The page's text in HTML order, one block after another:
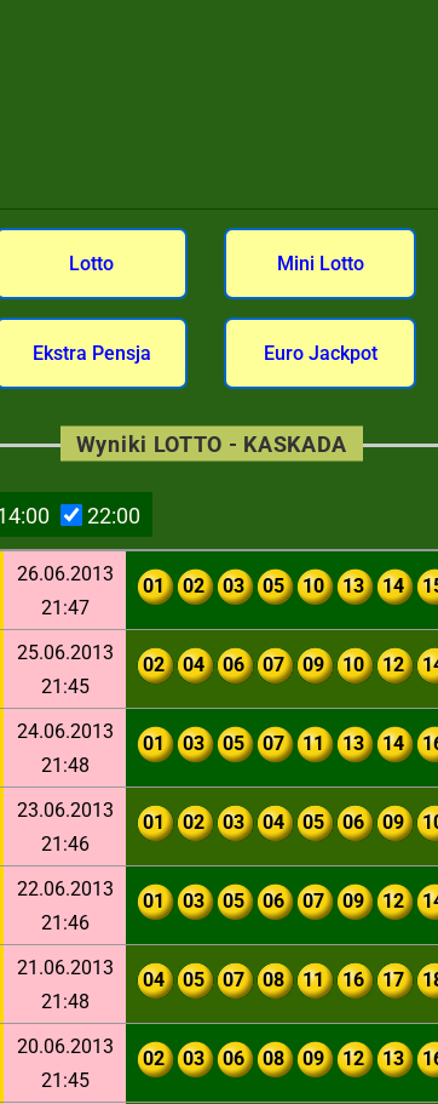
Lotto Mini Lotto
Ekstra Pensja Euro Jackpot
22:00
Wyniki LOTTO - KASKADA
26.06.2013
21:47
01 02 03 05 10 13 14
25.06.2013
21:45
02 04 06 07 09 10 12
24.06.2013
21:48
01 03 05 07 11 13 14
23.06.2013
21:46
01 02 03 04 05 06 09
22.06.2013
21:46
01 03 05 06 07 09 12
21.06.2013
21:48
04 05 07 08 11 16 17
20.06.2013
21:45
02 03 06 08 09 12 13